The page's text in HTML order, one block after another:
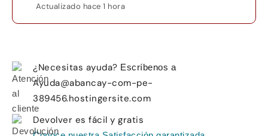
Actualizado hace 1 hora
¿Necesitas ayuda? Escríbenos a
Ayuda@abancay-com-pe-
389456.hostingersite.com
Devolver es fácil y gratis